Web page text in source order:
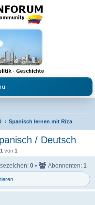
in Kolumbien und Venezuela.
Spanisch lernen mit Riza
/ Deutsch
1 von 1
0 • Abonnenten: 1